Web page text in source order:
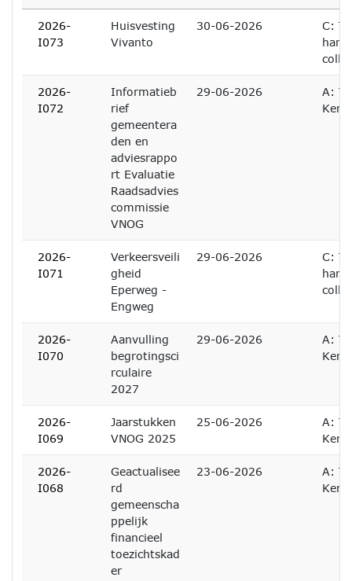
2026-
I073
Huisvesting
Vivanto
30-06-2026
C:
2026-
I072
Informatieb
rief
gemeentera
den en
adviesrappo
rt Evaluatie
Raadsadvies
commissie
VNOG
29-06-2026
A:
2026-
I071
Verkeersveili
gheid
Eperweg -
Engweg
29-06-2026
C:
2026-
I070
Aanvulling
begrotingsci
rculaire
2027
29-06-2026
A:
2026-
I069
Jaarstukken
VNOG 2025
25-06-2026
A:
2026-
I068
Geactualisee
rd
gemeenscha
ppelijk
financieel
toezichtskad
er
23-06-2026
A: